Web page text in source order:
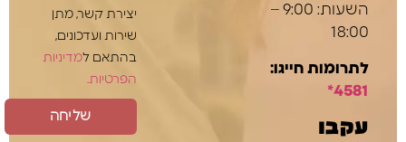
השעות: 9:00 –
18:00
לתרומות חייגו:
4581*
עקבו
יצירת קשר, מתן
שירות ועדכונים,
בהתאם למדיניות
הפרטיות.
שליחה